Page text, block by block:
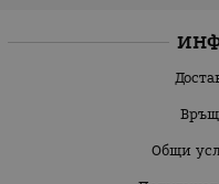
Общи